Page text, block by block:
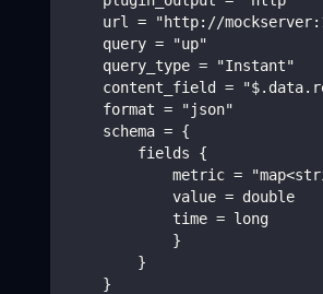
url = "http://
    query = "up"
    query_type = "Instant"
content_field =
    format = "json"
    schema = {
        fields {
metric =
            value = double
            time = long
            }
        }
    }